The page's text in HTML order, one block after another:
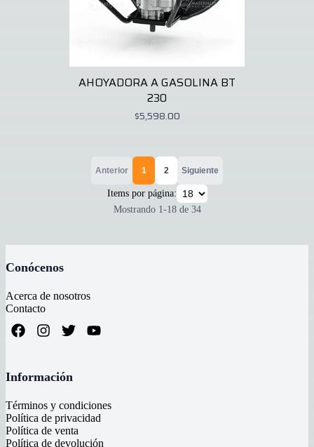
AHOYADORA A GASOLINA BT
230
$5,598.00
Anterior 1 2 Siguiente
Items por página:
Mostrando 1-18de 34
Conócenos
Acerca de nosotros
Contacto
Información
Términos y condiciones
Política de privacidad
Política de venta
Política de devolución